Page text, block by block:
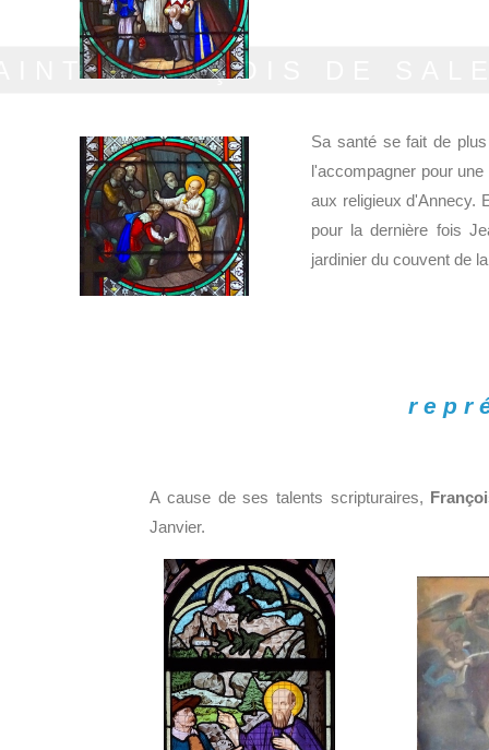
FRANÇOIS DE
Sa santé se fait de
l'accompagner pour
aux religieux d'Annecy.
pour la dernière fois
jardinier du couvent de
A cause de ses talents scripturaires,
Janvier.